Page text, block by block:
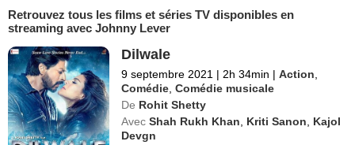
Retrouvez tous les films et séries TV disponibles en
streaming avec Johnny Lever
Dilwale
9 septembre 2021 | 2h 34min | Action
Comédie ,Comédie musicale
De Rohit Shetty
Avec Shah Rukh Khan Kriti Sanon
Kajol
Devgn